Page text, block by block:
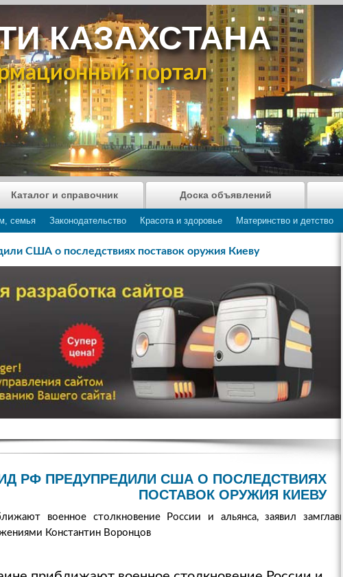
КАЗАХСТАНА
портал
семья Законодательство Красота и здоровье Материнство и детство
Каталог и справочник Доска объявлений
США о последствиях поставок оружия Киеву
РФ ПРЕДУПРЕДИЛИ США О ПОСЛЕДСТВИЯХ
ПОСТАВОК ОРУЖИЯ КИЕВУ
военное столкновение России и альянса, заявил замглавы
Константин Воронцов